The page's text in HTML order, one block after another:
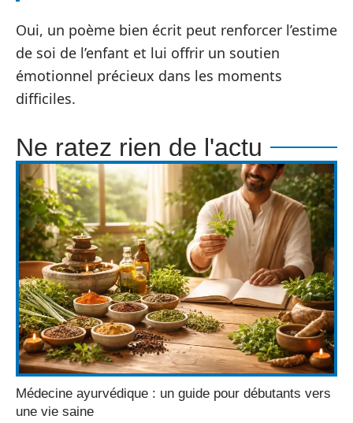
Oui, un poème bien écrit peut renforcer l’estime
de soi de l’enfant et lui offrir un soutien
émotionnel précieux dans les moments
difficiles.
Ne ratez rien de l'actu
Médecine ayurvédique : un guide pour débutants vers
une vie saine